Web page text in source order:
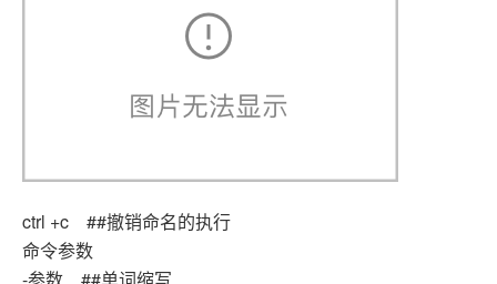
ctrl +c ##撤销命名的执行
命令参数